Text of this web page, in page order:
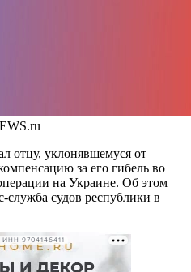
отцу, уклонявшемуся от
за его гибель во
на Украине. Об этом
служба судов республики в
9704146411